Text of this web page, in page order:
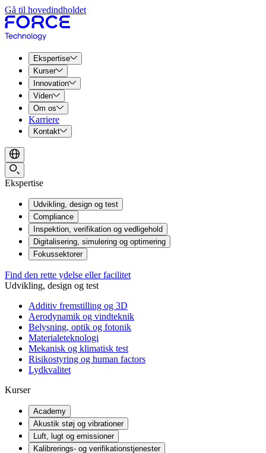
Gå til hovedindholdet
Ekspertise
Kurser
Innovation
Viden
Om os
Karriere
Kontakt
Ekspertise
Udvikling, design og test
Compliance
Inspektion, verifikation og vedligehold
Digitalisering, simulering og optimering
Fokussektorer
Find den rette ydelse eller facilitet
Udvikling, design og test
Additiv fremstilling og 3D
Aerodynamik og vindteknik
Belysning, optik og fotonik
Materialeteknologi
Mekanisk og klimatisk test
Risikostyring og human factors
Lydkvalitet
Kurser
Academy
Akustik støj og vibrationer
Luft, lugt og emissioner
Kalibrerings- og verifikationstjenester